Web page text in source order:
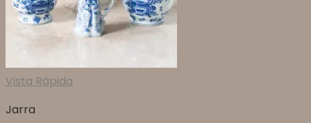
Vista Rápida
Jarra